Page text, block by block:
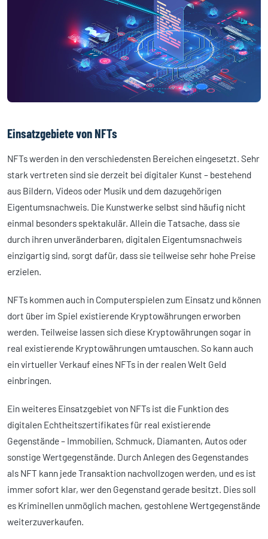
Einsatzgebiete von NFTs
NFTs werden in den verschiedensten Bereichen eingesetzt. Sehr
stark vertreten sind sie derzeit bei digitaler Kunst – bestehend
aus Bildern, Videos oder Musik und dem dazugehörigen
Eigentumsnachweis. Die Kunstwerke selbst sind häufig nicht
einmal besonders spektakulär. Allein die Tatsache, dass sie
durch ihren unveränderbaren, digitalen Eigentumsnachweis
einzigartig sind, sorgt dafür, dass sie teilweise sehr hohe Preise
erzielen.
NFTs kommen auch in Computerspielen zum Einsatz und können
dort über im Spiel existierende Kryptowährungen erworben
werden. Teilweise lassen sich diese Kryptowährungen sogar in
real existierende Kryptowährungen umtauschen. So kann auch
ein virtueller Verkauf eines NFTs in der realen Welt Geld
einbringen.
Ein weiteres Einsatzgebiet von NFTs ist die Funktion des
digitalen Echtheitszertifikates für real existierende
Gegenstände – Immobilien, Schmuck, Diamanten, Autos oder
sonstige Wertgegenstände. Durch Anlegen des Gegenstandes
als NFT kann jede Transaktion nachvollzogen werden, und es ist
immer sofort klar, wer den Gegenstand gerade besitzt. Dies soll
es Kriminellen unmöglich machen, gestohlene Wertgegenstände
weiterzuverkaufen.